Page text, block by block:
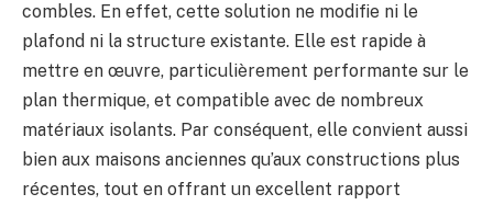
combles. En effet, cette solution ne modifie ni le
plafond ni la structure existante. Elle est rapide à
mettre en œuvre, particulièrement performante sur le
plan thermique, et compatible avec de nombreux
matériaux isolants. Par conséquent, elle convient aussi
bien aux maisons anciennes qu’aux constructions plus
récentes, tout en offrant un excellent rapport